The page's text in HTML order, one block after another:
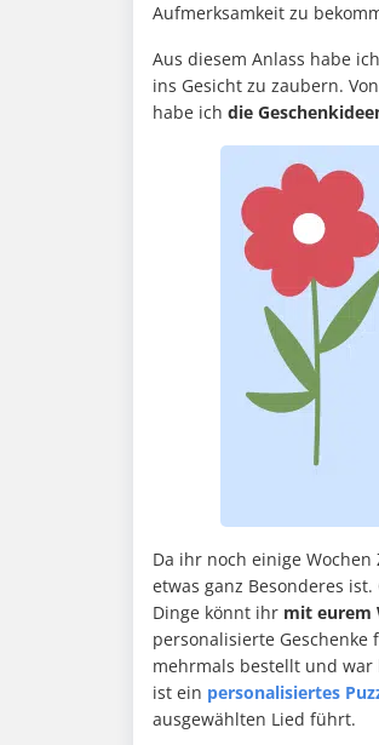
Aufmerksamkeit zu
Aus diesem Anlass habe
ins Gesicht zu zaubern.
habe ich die
Da ihr noch einige
etwas ganz Besonderes
Dinge könnt ihr mit eurem
personalisierte Geschenke
mehrmals bestellt und
ist ein personalisiertes
ausgewählten Lied führt.